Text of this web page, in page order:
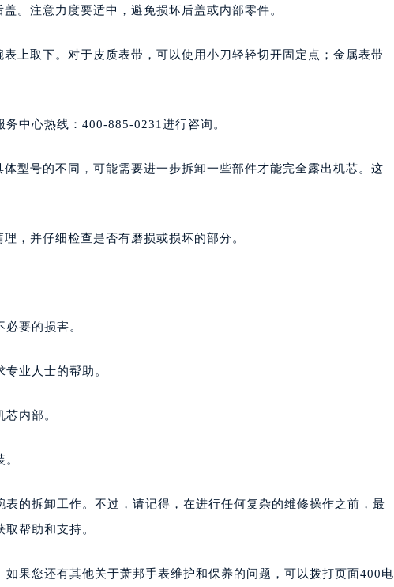
。注意力度要适中，避免损坏后盖或内部零件。
上取下。对于皮质表带，可以使用小刀轻轻切开固定点；金属表带
中心热线：400-885-0231进行咨询。
型号的不同，可能需要进一步拆卸一些部件才能完全露出机芯。这
，并仔细检查是否有磨损或损坏的部分。
要的损害。
业人士的帮助。
内部。
的拆卸工作。不过，请记得，在进行任何复杂的维修操作之前，最
帮助和支持。
如果您还有其他关于萧邦手表维护和保养的问题，可以拨打页面400电